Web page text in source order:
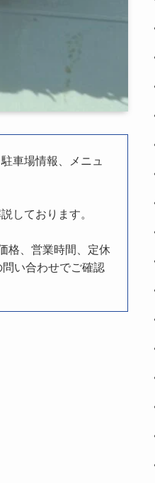
車場情報、メニュ
しております。
格、営業時間、定休
い合わせでご確認